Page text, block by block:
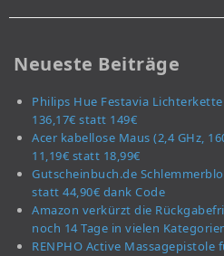
Neueste Beiträge
Philips Hue Festavia Lichterkette
136,17€ statt 149€
Acer kabellose Maus (2,4 GHz,
11,19€ statt 18,99€
Gutscheinbuch.de
statt 44,90€ dank Code
Amazon verkürzt die
noch 14 Tage in vielen
RENPHO Active Massagepistole